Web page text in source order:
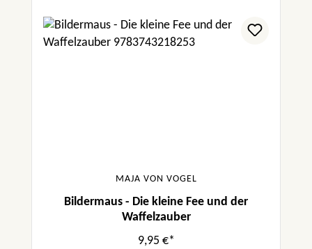
MAJA VON VOGEL
Bildermaus - Die kleine Fee und der
Waffelzauber
9,95 €*